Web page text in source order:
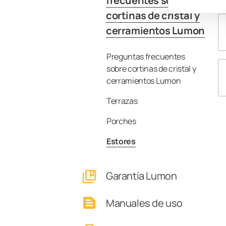
cortinas de cristal y
cerramientos Lumon
Preguntas frecuentes
sobre cortinas de cristal y
cerramientos Lumon
Terrazas
Porches
Estores
Garantía Lumon
Manuales de uso